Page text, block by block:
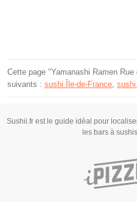
Cette page "Yamanashi Ramen
suivants : sushi Île-de-France,
Sushii.fr est le guide idéal pour
les bars à